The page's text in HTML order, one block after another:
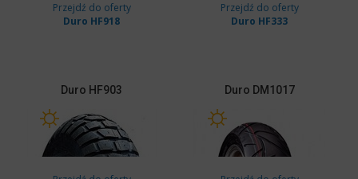
Przejdź do oferty
Duro HF918
Przejdź do oferty
Duro HF333
Duro HF903 Duro DM1017